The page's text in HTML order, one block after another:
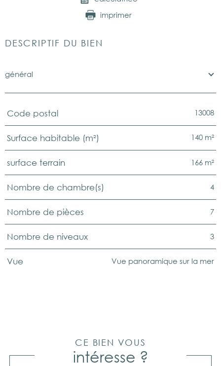
imprimer
DESCRIPTIF DU BIEN
général
TRAD_PAMPERO_Caracteristique
Code postal 13008
Surface habitable (m²) 140 m²
surface terrain 166 m²
Nombre de chambre(s) 4
Nombre de pièces 7
Nombre de niveaux 3
Vue Vue panoramique sur la mer
CE BIEN VOUS
intéresse ?